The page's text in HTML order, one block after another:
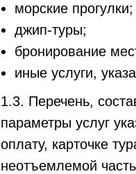
морские прогулки;
джип-туры;
бронирование
иные услуги,
1.3. Перечень,
параметры услуг
оплату, карточке
неотъемлемой